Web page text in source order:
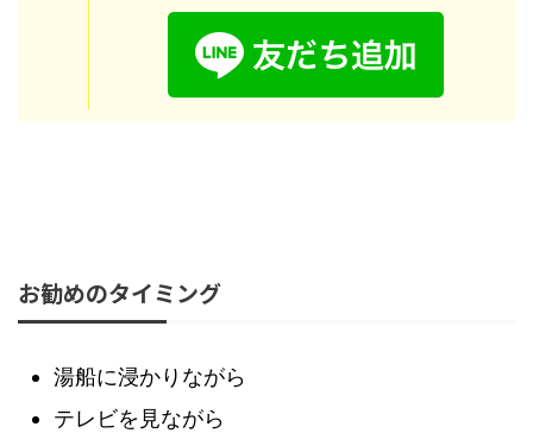
お勧めのタイミング
湯船に浸かりながら
テレビを見ながら